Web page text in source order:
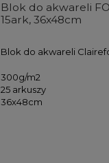
Blok do akwareli
15ark, 36x48cm
Blok do akwareli
300g/m2
25 arkuszy
36x48cm